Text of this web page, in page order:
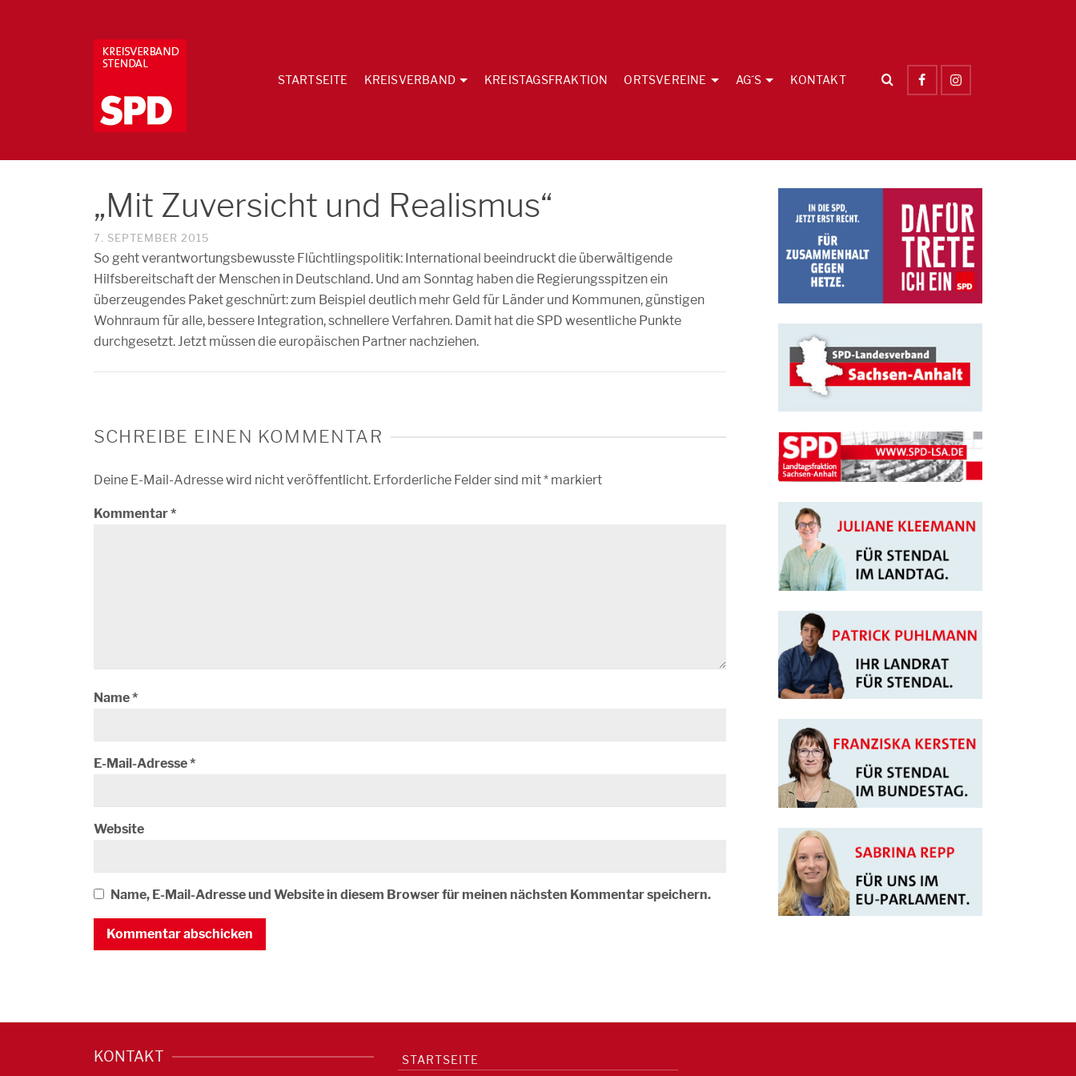
STARTSEITE KREISVERBAND KREISTAGSFRAKTION ORTSVEREINE AG´S KONTAKT
„Mit Zuversicht und Realismus“
7. SEPTEMBER 2015
So geht verantwortungsbewusste Flüchtlingspolitik: International beeindruckt die überwältigende
Hilfsbereitschaft der Menschen in Deutschland. Und am Sonntag haben die Regierungsspitzen ein
überzeugendes Paket geschnürt: zum Beispiel deutlich mehr Geld für Länder und Kommunen, günstigen
Wohnraum für alle, bessere Integration, schnellere Verfahren. Damit hat die SPD wesentliche Punkte
durchgesetzt. Jetzt müssen die europäischen Partner nachziehen.
SCHREIBE EINEN KOMMENTAR
Deine E-Mail-Adresse wird nicht veröffentlicht. Erforderliche Felder sind mit* markiert
Kommentar*
Name*
E-Mail-Adresse*
Website
Name, E-Mail-Adresse und Website in diesem Browser für meinen nächsten Kommentar speichern.
KONTAKT STARTSEITE